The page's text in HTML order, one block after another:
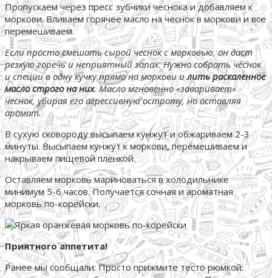
Пропускаем через пресс зубчики чеснока и добавляем к
моркови. Вливаем горячее масло на чеснок в моркови и все
перемешиваем.
Если просто смешать сырой чеснок с морковью, он даст
резкую горечь и неприятный запах.Нужно собрать чеснок
и специи в одну кучку прямо на моркови илить раскаленное
масло строго на них. Масло мгновенно «заваривает»
чеснок, убирая его агрессивную остроту, но оставляя
аромат.
В сухую сковороду высыпаем кунжут и обжариваем 2-3
минуты. Высыпаем кунжут к моркови, перемешиваем и
накрываем пищевой пленкой.
Оставляем морковь мариноваться в холодильнике
минимум 5-6 часов. Получается сочная и ароматная
морковь по-корейски.
Приятного аппетита!
Ранее мы сообщали:Просто прижмите тесто рюмкой: